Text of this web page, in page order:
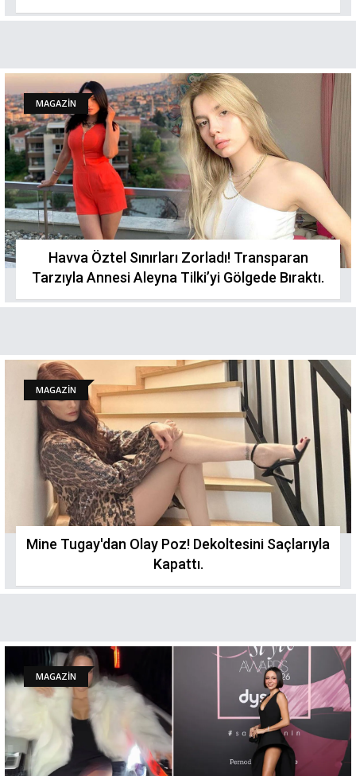
MAGAZİN
Havva Öztel Sınırları Zorladı! Transparan
Tarzıyla Annesi Aleyna Tilki’yi Gölgede Bıraktı.
MAGAZİN
Mine Tugay'dan Olay Poz! Dekoltesini Saçlarıyla
Kapattı.
MAGAZİN